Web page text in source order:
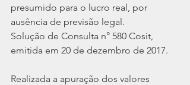
presumido para o lucro real, por
ausência de previsão legal.
Solução de Consulta n° 580 Cosit,
emitida em 20 de dezembro de 2017.
Realizada a apuração dos valores